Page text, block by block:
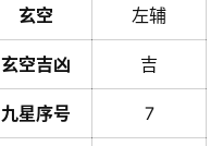
玄空 左辅
玄空吉凶 吉
九星序号 7